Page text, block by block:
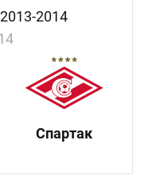
2014
Спартак